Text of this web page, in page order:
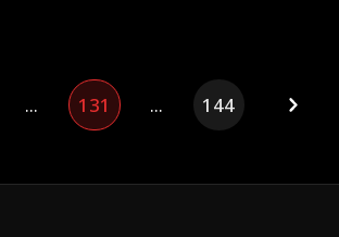
ฐานะภรรยา แต่ยังต้องทำหน้าที่เป็นแม่ของลูก
น้อยทั้งสองคนอีกด้วย หญิงสาวหัวขบถอย่างจู
เลียจะสามารถสร้างชีวิตใหม่เคียงข้างคาสซิโอ
... 131 ... 144